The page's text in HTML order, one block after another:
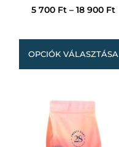
5 700 Ft – 18 900 Ft
OPCIÓK VÁLASZTÁSA